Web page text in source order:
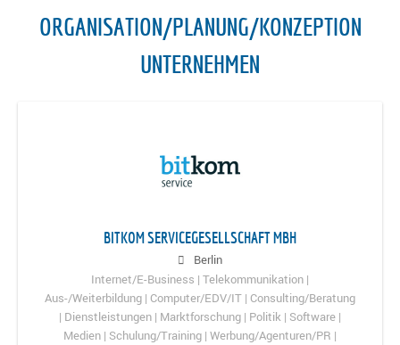
ORGANISATION/PLANUNG/KONZEPTION
UNTERNEHMEN
BITKOM SERVICEGESELLSCHAFT MBH
Berlin
Internet/E-Business | Telekommunikation |
Aus-/Weiterbildung | Computer/EDV/IT | Consulting/Beratung
| Dienstleistungen | Marktforschung | Politik | Software |
Medien | Schulung/Training | Werbung/Agenturen/PR |